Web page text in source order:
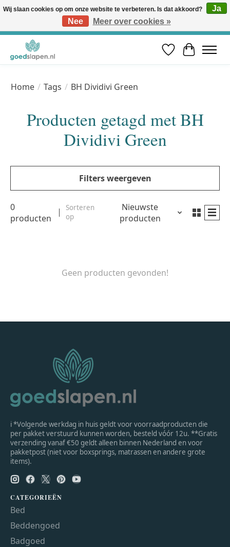
Vóór 12u besteld, volgende werkdag in huis* | Gratis verzending vanaf €50 | Professioneel slaapadvies
Verlanglijst
Home / Tags / BH Dividivi Green
Producten getagd met BH
Dividivi Green
Filters weergeven
0
producten
Sorteren
op
Nieuwste
producten
Geen producten gevonden!
ℹ *Volgende werkdag in huis geldt voor voorraadproducten die
per pakket verstuurd kunnen worden, besteld vóór 12u. **Gratis
verzending vanaf €50 geldt alleen binnen Nederland en voor
pakketpost (niet voor boxsprings, matrassen en andere grote
items).
CATEGORIEËN
Bed
Beddengoed
Badgoed
Wij slaan cookies op om onze website te verbeteren. Is dat akkoord?
Ja
Nee
Meer over cookies »